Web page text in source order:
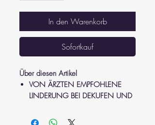
In den Warenkorb
Sofortkauf
Über diesen Artikel
VON ÄRZTEN EMPFOHLENE
LINDERUNG BEI DEKUFEN UND
Wechseldruckmatratze lindert